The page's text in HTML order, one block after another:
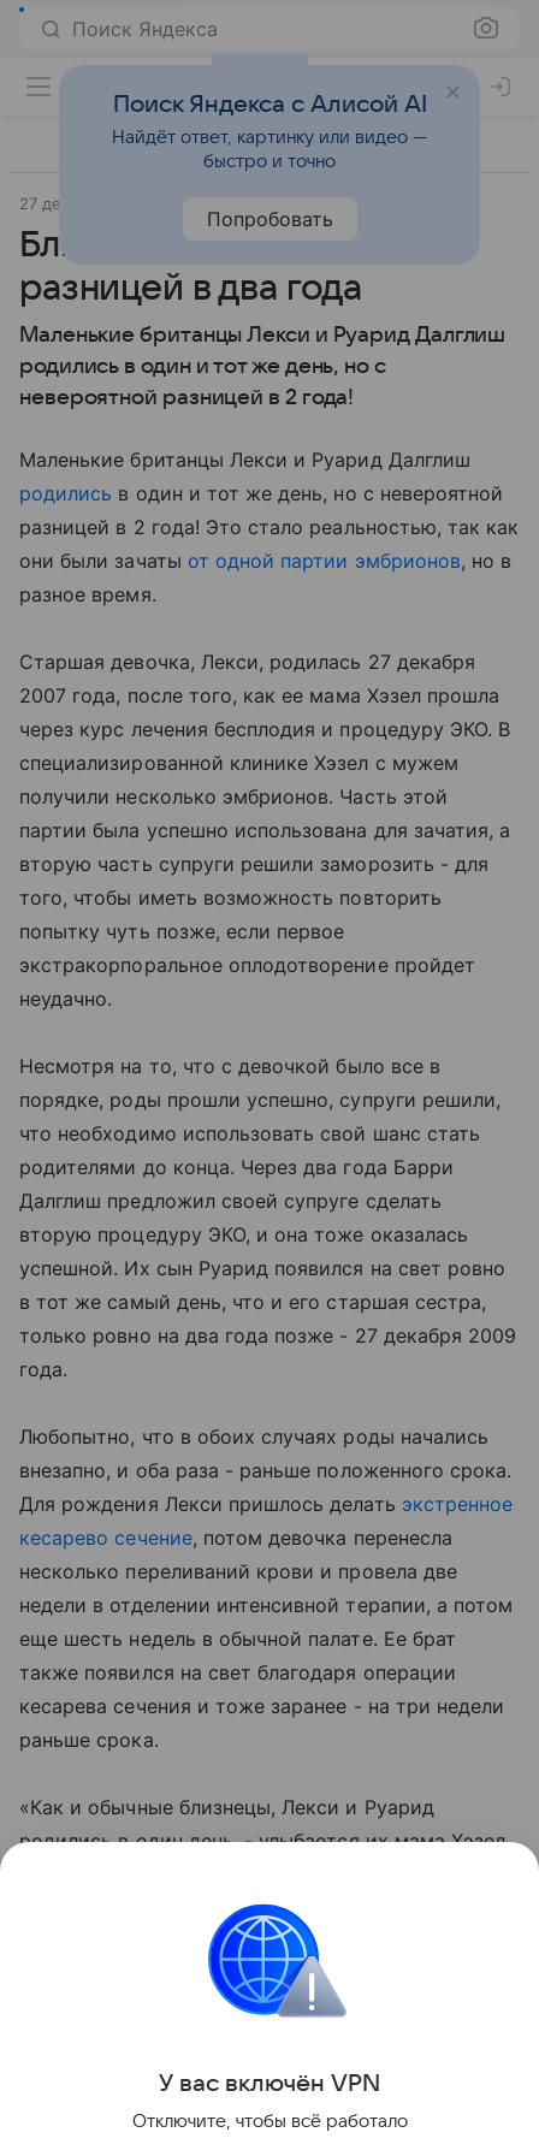
Поиск Яндекса
27 декабря 2011
Близнецы родились с
разницей в два года
Маленькие британцы Лекси и Руарид Далглиш
родились в один и тот же день, но с
невероятной разницей в 2 года!
Маленькие британцы Лекси и Руарид Далглиш
родились в один и тот же день, но с невероятной
разницей в 2 года! Это стало реальностью, так как
они были зачаты от одной партии эмбрионов, но в
разное время.
Старшая девочка, Лекси, родилась 27 декабря
2007 года, после того, как ее мама Хэзел прошла
через курс лечения бесплодия и процедуру ЭКО. В
специализированной клинике Хэзел с мужем
получили несколько эмбрионов. Часть этой
партии была успешно использована для зачатия, а
вторую часть супруги решили заморозить - для
того, чтобы иметь возможность повторить
попытку чуть позже, если первое
экстракорпоральное оплодотворение пройдет
неудачно.
Несмотря на то, что с девочкой было все в
порядке, роды прошли успешно, супруги решили,
что необходимо использовать свой шанс стать
родителями до конца. Через два года Барри
Далглиш предложил своей супруге сделать
вторую процедуру ЭКО, и она тоже оказалась
успешной. Их сын Руарид появился на свет ровно
в тот же самый день, что и его старшая сестра,
только ровно на два года позже - 27 декабря 2009
года.
Любопытно, что в обоих случаях роды начались
внезапно, и оба раза - раньше положенного срока.
Для рождения Лекси пришлось делать экстренное
кесарево сечение, потом девочка перенесла
несколько переливаний крови и провела две
недели в отделении интенсивной терапии, а потом
еще шесть недель в обычной палате. Ее брат
также появился на свет благодаря операции
кесарева сечения и тоже заранее - на три недели
раньше срока.
«Как и обычные близнецы, Лекси и Руарид
родились в один день, - улыбается их мама Хэзел.
удивляет всех моих знакомых. Да и наши врачи,
которые занимались лечением моего бесплодия,
говорят, что на их памяти не случалось ничего
подобного. Может, это вообще единственный
Поделиться
У вас включён VPN
Отключите, чтобы всё работало
Поиск Яндекса с Алисой AI
Найдёт ответ, картинку или видео —
быстро и точно
Попробовать